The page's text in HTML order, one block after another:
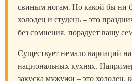
свиным ногам. Но какой бы ни
холодец и студень – это
без сомнения, порадует вашу
Существует немало вариаций
национальных кухнях.
закуска мужужи – это холодец,